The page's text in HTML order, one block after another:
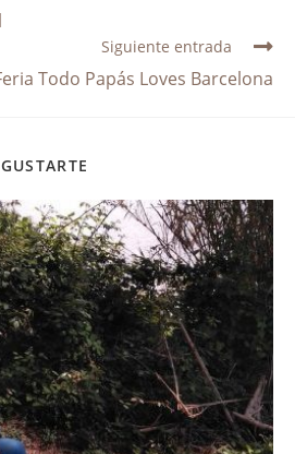
Siguiente entrada
Todo Papás Loves Barcelona